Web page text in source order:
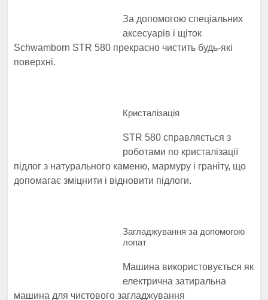
За допомогою спеціальних
аксесуарів і щіток
Schwamborn STR 580 прекрасно чистить будь-які
поверхні.
Кристалізація
STR 580 справляється з
роботами по кристалізації
підлог з натурального каменю, мармуру і граніту, що
допомагає зміцнити і відновити підлоги.
Загладжування за допомогою
лопат
Машина використовується як
електрична затиральна
машина для чистового загладжування